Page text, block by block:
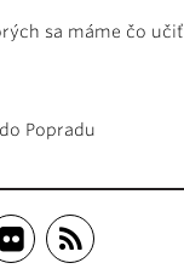
sa máme čo učiť
Popradu